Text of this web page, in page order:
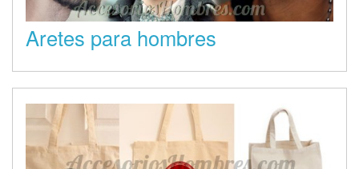
Aretes para hombres